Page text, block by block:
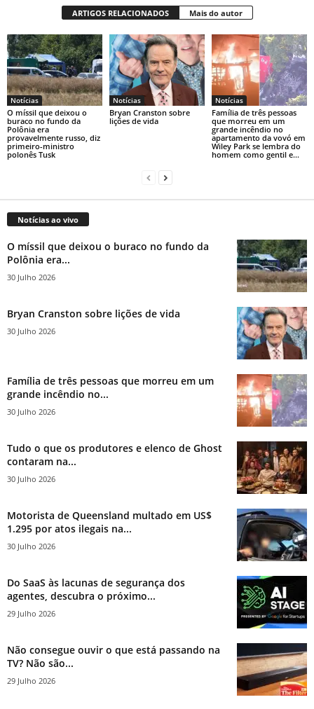
ARTIGOS RELACIONADOS Mais do autor
Notícias
O míssil que deixou o
buraco no fundo da
Polônia era
provavelmente russo, diz
primeiro-ministro
polonês Tusk
Notícias
Bryan Cranston sobre
lições de vida
Notícias
Família de três pessoas
que morreu em um
grande incêndio no
apartamento da vovó em
Wiley Park se lembra do
homem como gentil e...
Notícias ao vivo
O míssil que deixou o buraco no fundo da
Polônia era...
30 Julho 2026
Bryan Cranston sobre lições de vida
30 Julho 2026
Família de três pessoas que morreu em um
grande incêndio no...
30 Julho 2026
Tudo o que os produtores e elenco de Ghost
contaram na...
30 Julho 2026
Motorista de Queensland multado em US$
1.295 por atos ilegais na...
30 Julho 2026
Do SaaS às lacunas de segurança dos
agentes, descubra o próximo...
29 Julho 2026
Não consegue ouvir o que está passando na
TV? Não são...
29 Julho 2026